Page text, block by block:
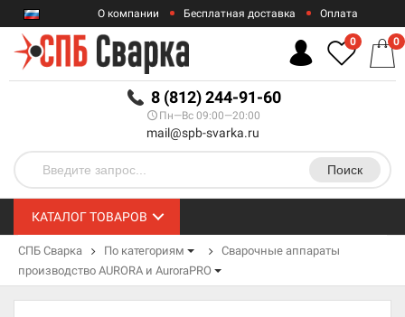
RUB
О компании Бесплатная доставка Оплата
Гарантии
8 (812) 244-91-60
Пн—Вс 09:00—20:00
mail@spb-svarka.ru
Поиск
0 0
КАТАЛОГ ТОВАРОВ
СПБ Сварка По категориям
Сварочные аппараты
производство AURORA и AuroraPRO